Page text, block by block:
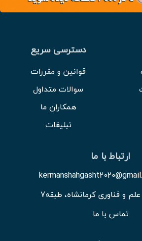
دسترسی سریع
قوانین و مقررات
سوالات متداول
همکاران ما
تبلیغات
ارتباط با ما
و فناوری کرمانشاه، طبقه7
تماس با ما